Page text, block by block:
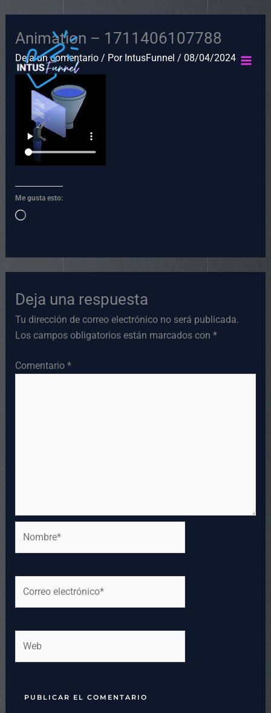
contenido
Animation – 1711406107788
Deja un comentario / Por IntusFunnel / 08/04/2024
Me gusta esto:
Cargando...
Deja una respuesta
Tu dirección de correo electrónico no será publicada.
Los campos obligatorios están marcados con *
Comentario *
electrónico*